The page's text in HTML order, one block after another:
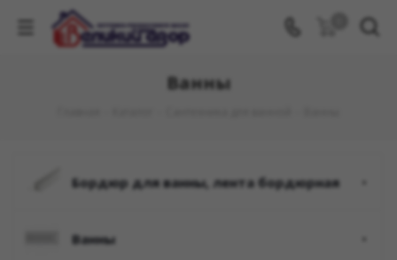
Ванны
бордюр для ванны, лента бордюрная
ванны